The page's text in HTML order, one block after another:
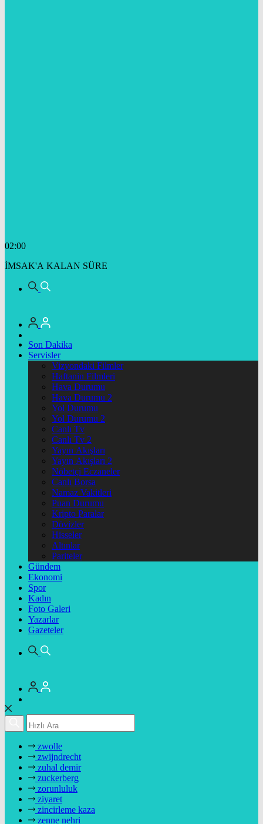
02:00
İMSAK'A KALAN SÜRE
Son Dakika
Servisler
Vizyondaki Filmler
Haftanin Filmleri
Hava Durumu
Hava Durumu 2
Yol Durumu
Yol Durumu 2
Canlı Tv
Canlı Tv 2
Yayın Akışları
Yayın Akışları 2
Nöbetçi Eczaneler
Canlı Borsa
Namaz Vakitleri
Puan Durumu
Kripto Paralar
Dövizler
Hisseler
Altınlar
Pariteler
Gündem
Ekonomi
Spor
Kadın
Foto Galeri
Yazarlar
Gazeteler
zwolle
zwijndrecht
zuhal demir
zuckerberg
zorunluluk
ziyaret
zincirleme kaza
zenne nehri